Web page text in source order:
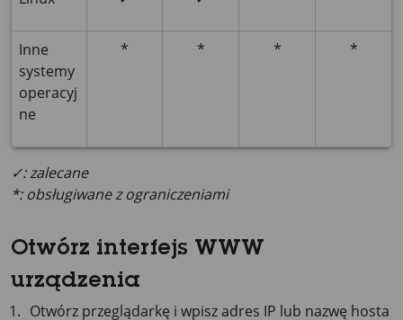
Inne
systemy
operacyj
ne
* * * *
✓: zalecane
*: obsługiwane z ograniczeniami
Otwórz interfejs WWW
urządzenia
Otwórz przeglądarkę i wpisz adres IP lub nazwę hosta